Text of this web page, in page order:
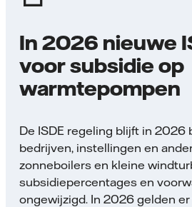
In 2026 nieuwe
voor subsidie op
warmtepompen
De ISDE regeling blijft in 2026
bedrijven, instellingen en
zonneboilers en kleine
subsidiepercentages en
ongewijzigd. In 2026 gelden